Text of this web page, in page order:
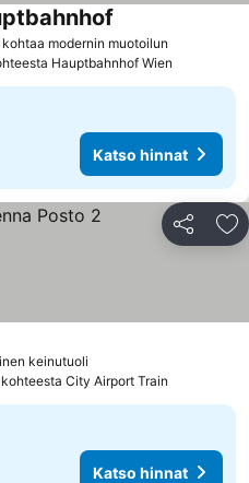
modernin muotoilun
Hauptbahnhof Wien
Katso hinnat
Jaa
keinutuoli
City Airport Train
Katso hinnat